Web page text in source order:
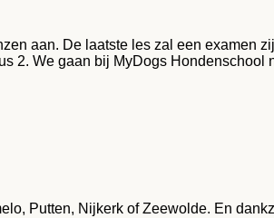
aan. De laatste les zal een examen
2. We gaan bij MyDogs Hondenschool
Putten, Nijkerk of Zeewolde. En